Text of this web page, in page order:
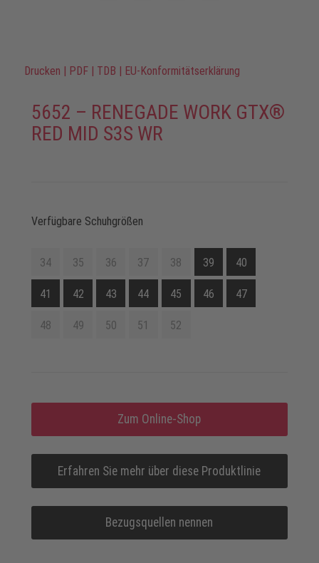
Drucken | PDF | TDB | EU-Konformitätserklärung
5652 – RENEGADE WORK GTX®
RED MID S3S WR
Verfügbare Schuhgrößen
34 35 36 37 38 39 40
41 42 43 44 45 46 47
48 49 50 51 52
Zum Online-Shop
Erfahren Sie mehr über diese Produktlinie
Bezugsquellen nennen